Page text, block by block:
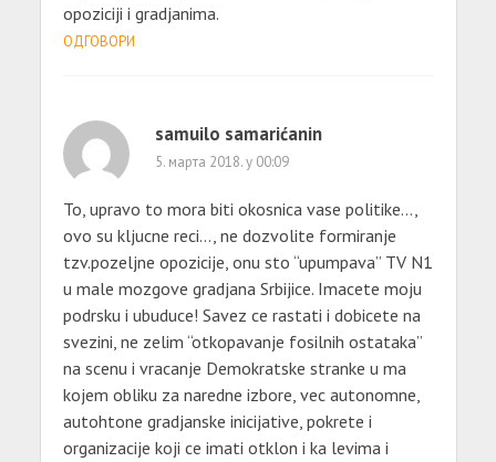
opoziciji i gradjanima.
ОДГОВОРИ
samuilo samarićanin
5. марта 2018. у 00:09
To, upravo to mora biti okosnica vase politike…,
ovo su kljucne reci…, ne dozvolite formiranje
tzv.pozeljne opozicije, onu sto “upumpava” TV N1
u male mozgove gradjana Srbijice. Imacete moju
podrsku i ubuduce! Savez ce rastati i dobicete na
svezini, ne zelim “otkopavanje fosilnih ostataka”
na scenu i vracanje Demokratske stranke u ma
kojem obliku za naredne izbore, vec autonomne,
autohtone gradjanske inicijative, pokrete i
organizacije koji ce imati otklon i ka levima i